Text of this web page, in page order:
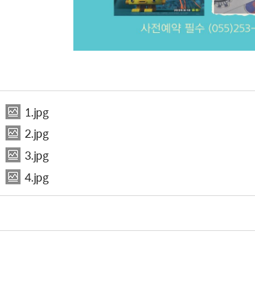
1.jpg
2.jpg
3.jpg
4.jpg